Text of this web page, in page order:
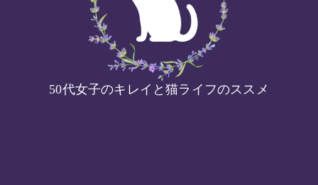
50代女子のキレイと猫ライフのススメ